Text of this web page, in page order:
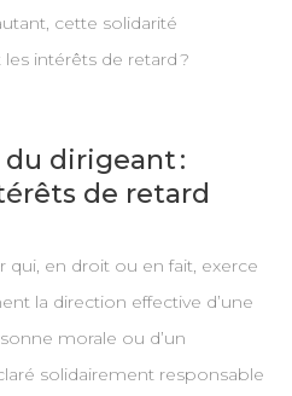
cette solidarité
intérêts de retard ?
dirigeant :
de retard
qui, en droit ou en fait, exerce
la direction effective d’une
morale ou d’un
solidairement responsable